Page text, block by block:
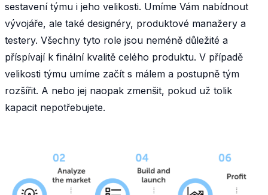
sestavení týmu i jeho velikosti. Umíme Vám nabídnout
vývojáře, ale také designéry, produktové manažery a
testery. Všechny tyto role jsou neméně důležité a
příspívají k finální kvalitě celého produktu. V případě
velikosti týmu umíme začít s málem a postupně tým
rozšířit. A nebo jej naopak zmenšit, pokud už tolik
kapacit nepotřebujete.